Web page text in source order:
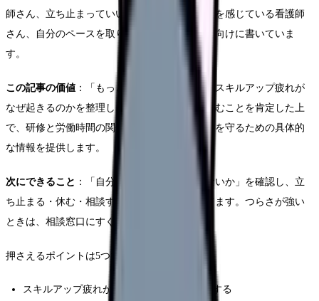
師さん、立ち止まっていいのか分からず罪悪感を感じている看護師
さん、自分のペースを取り戻したい看護師さん向けに書いていま
す。
この記事の価値 ：「もっと頑張れ」ではなく、スキルアップ疲れが
なぜ起きるのかを整理し、立ち止まること・休むことを肯定した上
で、研修と労働時間の関係や相談先など、自分を守るための具体的
な情報を提供します。
次にできること ：「自分が今、無理をしていないか」を確認し、立
ち止まる・休む・相談するという選択肢を持てます。つらさが強い
ときは、相談窓口にすぐつながれます。
押さえるポイントは5つです。
スキルアップ疲れがなぜ起きるのかを理解する